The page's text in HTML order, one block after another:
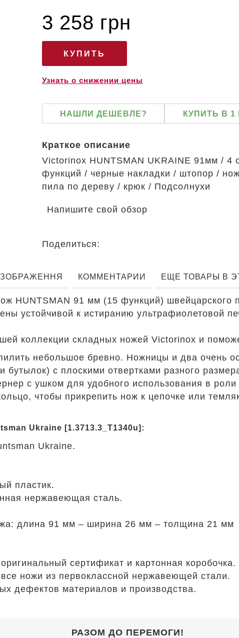
3 258 грн
Узнать о снижении цены
НАШЛИ ДЕШЕВЛЕ? КУПИТЬ В 1
Краткое описание
Victorinox HUNTSMAN UKRAINE 91мм / 4
функций / черные накладки / штопор /
пила по дереву / крюк / Подсолнухи
Напишите свой обзор
Поделиться:
ЗОБРАЖЕННЯ КОММЕНТАРИИ ЕЩЕ ТОВАРЫ В
HUNTSMAN 91 мм (15 функций) швейцарского
устойчивой к истиранию ультрафиолетовой
коллекции складных ножей Victorinox и
небольшое бревно. Ножницы и два очень
бутылок) с плоскими отвертками разного
с ушком для удобного использования в
чтобы прикрепить нож к цепочке или
Ukraine [1.3713.3_T1340u]:
Ukraine.
пластик.
нержавеющая сталь.
длина 91 мм – ширина 26 мм – толщина 21 мм
сертификат и картонная коробочка.
ножи из первоклассной нержавеющей стали.
дефектов материалов и производства.
РАЗОМ ДО ПЕРЕМОГИ!